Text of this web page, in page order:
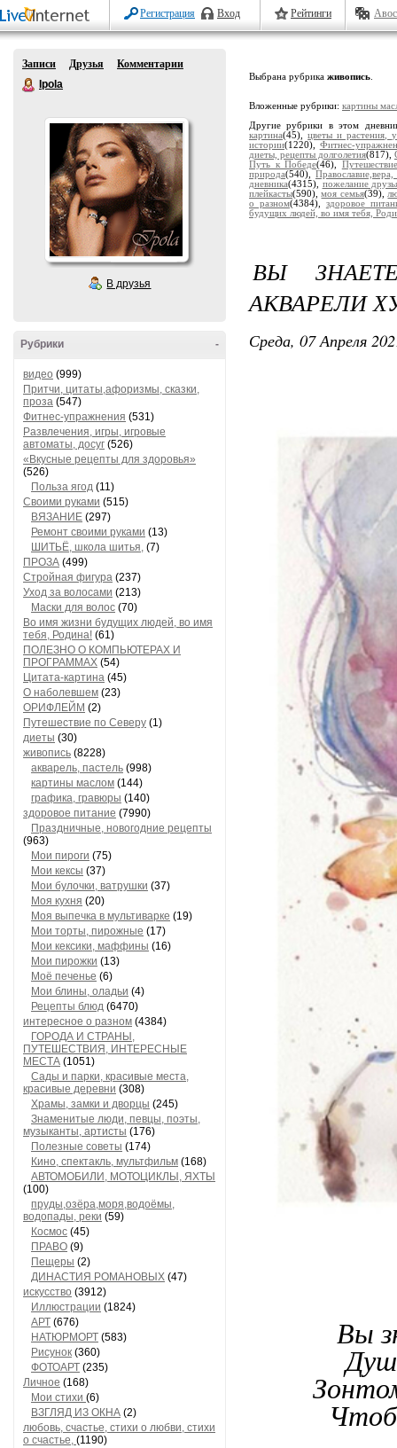
Регистрация Вход Рейтинги
Записи Друзья
Комментарии
Ipola
В друзья
-
Рубрики
видео (999)
Притчи, цитаты,афоризмы, сказки,
проза (547)
Фитнес-упражнения (531)
Развлечения, игры, игровые
автоматы, досуг (526)
«Вкусные рецепты для здоровья»
(526)
Польза ягод (11)
Своими руками (515)
ВЯЗАНИЕ (297)
Ремонт своими руками (13)
ШИТЬЁ, школа шитья, (7)
ПРОЗА (499)
Стройная фигура (237)
Уход за волосами (213)
Маски для волос (70)
Во имя жизни будущих людей, во имя
тебя, Родина! (61)
ПОЛЕЗНО О КОМПЬЮТЕРАХ И
ПРОГРАММАХ (54)
Цитата-картина (45)
О наболевшем (23)
ОРИФЛЕЙМ (2)
Путешествие по Северу (1)
диеты (30)
живопись (8228)
акварель, пастель (998)
картины маслом (144)
графика, гравюры (140)
здоровое питание (7990)
Праздничные, новогодние рецепты
(963)
Мои пироги (75)
Мои кексы (37)
Мои булочки, ватрушки (37)
Моя кухня (20)
Моя выпечка в мультиварке (19)
Мои торты, пирожные (17)
Мои кексики, маффины (16)
Мои пирожки (13)
Моё печенье (6)
Мои блины, оладьи (4)
Рецепты блюд (6470)
интересное о разном (4384)
ГОРОДА И СТРАНЫ,
ПУТЕШЕСТВИЯ, ИНТЕРЕСНЫЕ
МЕСТА (1051)
Сады и парки, красивые места,
красивые деревни (308)
Храмы, замки и дворцы (245)
Знаменитые люди, певцы, поэты,
музыканты, артисты (176)
Полезные советы (174)
Кино, спектакль, мультфильм (168)
АВТОМОБИЛИ, МОТОЦИКЛЫ, ЯХТЫ
(100)
пруды,озёра,моря,водоёмы,
водопады, реки (59)
Космос (45)
ПРАВО (9)
Пещеры (2)
ДИНАСТИЯ РОМАНОВЫХ (47)
искусство (3912)
Иллюстрации (1824)
АРТ (676)
НАТЮРМОРТ (583)
Рисунок (360)
ФОТОАРТ (235)
Личное (168)
Мои стихи (6)
ВЗГЛЯД ИЗ ОКНА (2)
любовь, счастье, стихи о любви, стихи
о счастье, (1190)
Выбрана рубрика живопись
Вложенные рубрики: картины
Другие рубрики в этом
картина(45),цветы и растения,
истории(1220), Фитнес-
диеты, рецепты долголетия(817),
Путь к Победе(46),
природа(540),
дневника(4315), пожелание
плейкасты(590),моя семья(39),
о разном(4384), здоровое
будущих людей, во имя тебя,
ВЫ
АКВАРЕЛИ
Среда, 07 Апреля
Вы